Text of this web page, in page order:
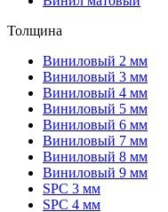
Толщина
Виниловый 2 мм
Виниловый 3 мм
Виниловый 4 мм
Виниловый 5 мм
Виниловый 6 мм
Виниловый 7 мм
Виниловый 8 мм
Виниловый 9 мм
SPC 3 мм
SPC 4 мм